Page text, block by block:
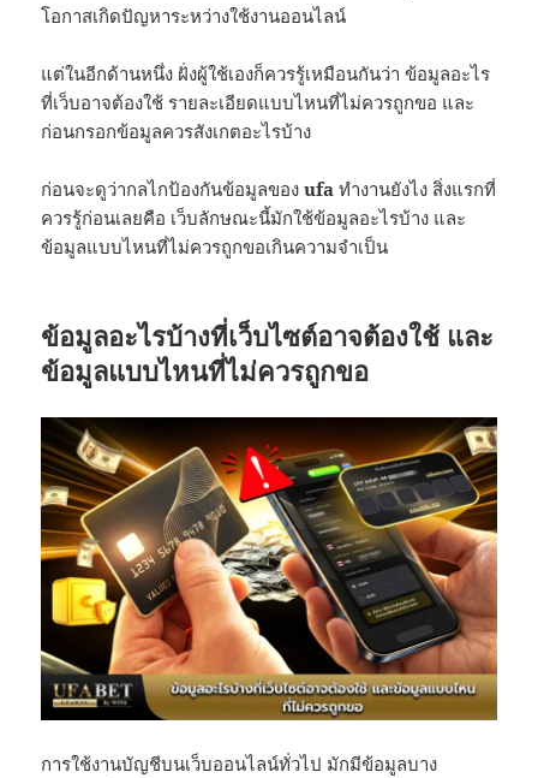
โอกาสเกิดปัญหาระหว่างใช้งานออนไลน์
แต่ในอีกด้านหนึ่ง ฝั่งผู้ใช้เองก็ควรรู้เหมือนกันว่า ข้อมูลอะไร
ที่เว็บอาจต้องใช้ รายละเอียดแบบไหนที่ไม่ควรถูกขอ และ
ก่อนกรอกข้อมูลควรสังเกตอะไรบ้าง
ก่อนจะดูว่ากลไกป้องกันข้อมูลของufa ทำงานยังไง สิ่งแรกที่
ควรรู้ก่อนเลยคือ เว็บลักษณะนี้มักใช้ข้อมูลอะไรบ้าง และ
ข้อมูลแบบไหนที่ไม่ควรถูกขอเกินความจำเป็น
ข้อมูลอะไรบ้างที่เว็บไซต์อาจต้องใช้ และ
ข้อมูลแบบไหนที่ไม่ควรถูกขอ
การใช้งานบัญชีบนเว็บออนไลน์ทั่วไป มักมีข้อมูลบาง